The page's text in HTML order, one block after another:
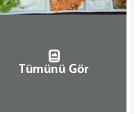
Tümünü Gör